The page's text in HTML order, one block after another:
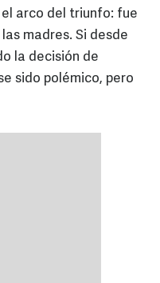
arco del triunfo: fue
madres. Si desde
la decisión de
sido polémico, pero